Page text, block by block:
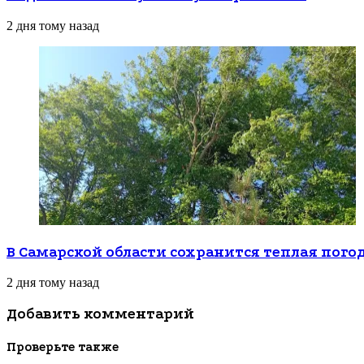
2 дня тому назад
В Самарской области сохранится теплая
2 дня тому назад
Добавить комментарий
Проверьте также